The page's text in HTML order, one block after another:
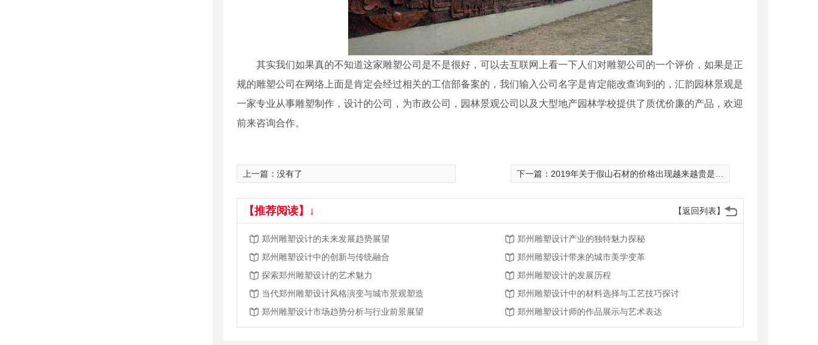
其实我们如果真的不知道这家雕塑公司是不是很好，可以去互联网上看一下人们对雕塑公司的一个评价，如果是正
规的雕塑公司在网络上面是肯定会经过相关的工信部备案的，我们输入公司名字是肯定能改查询到的，汇韵园林景观是
一家专业从事雕塑制作，设计的公司，为市政公司，园林景观公司以及大型地产园林学校提供了质优价廉的产品，欢迎
前来咨询合作。
上一篇：没有了 下一篇： 2019年关于假山石材的价格出现越来越贵是因为什么呢？
【返回列表】
【推荐阅读】↓
郑州雕塑设计的未来发展趋势展望
郑州雕塑设计产业的独特魅力探秘
郑州雕塑设计中的创新与传统融合
郑州雕塑设计带来的城市美学变革
探索郑州雕塑设计的艺术魅力
郑州雕塑设计的发展历程
当代郑州雕塑设计风格演变与城市景观塑造
郑州雕塑设计中的材料选择与工艺技巧探讨
郑州雕塑设计市场趋势分析与行业前景展望
郑州雕塑设计师的作品展示与艺术表达